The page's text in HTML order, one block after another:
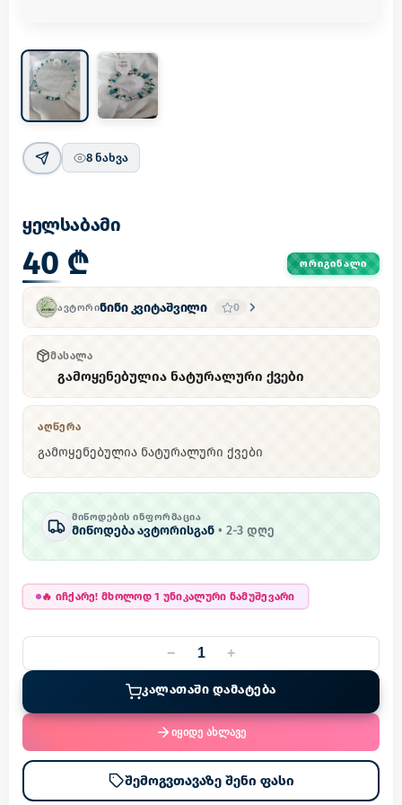
8 ნახვა
ყელსაბამი
40 ₾ ᲝᲠᲘᲒᲘᲜᲐᲚᲘ
ᲐᲕᲢᲝᲠᲘნინი კვიტაშვილი 0
ᲛᲐᲡᲐᲚᲐ
გამოყენებულია ნატურალური ქვები
ᲐᲦᲬᲔᲠᲐ
გამოყენებულია ნატურალური ქვები
ᲛᲘᲬᲝᲓᲔᲑᲘᲡ ᲘᲜᲤᲝᲠᲛᲐᲪᲘᲐ
მიწოდება ავტორისგან • 2-3 დღე
🔥 იჩქარე! მხოლოდ 1 უნიკალური ნამუშევარი
− +
ᲙᲐᲚᲐᲗᲐᲨᲘ ᲓᲐᲛᲐᲢᲔᲑᲐ
იყიდე ახლავე
შემოგვთავაზე შენი ფასი